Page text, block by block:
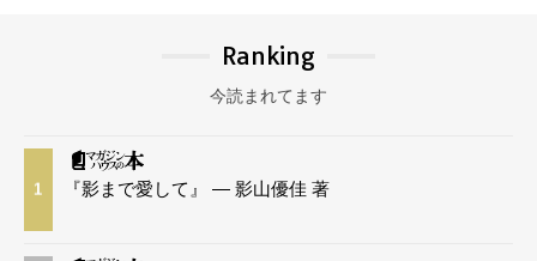
Ranking
今読まれてます
1 『影まで愛して』 — 影山優佳 著